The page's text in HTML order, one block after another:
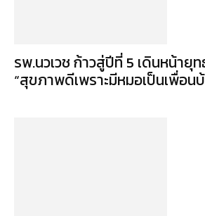
รพ.นวเวช ก้าวสู่ปีที่ 5 เดินหน้ายุ
“สุขภาพดีเพราะมีหมอเป็นเพื่อน